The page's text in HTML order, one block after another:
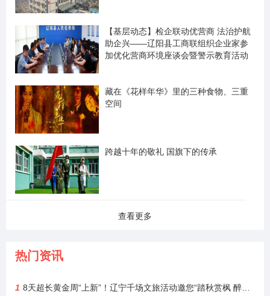
【基层动态】检企联动优营商 法治护航
助企兴——辽阳县工商联组织企业家参
加优化营商环境座谈会暨警示教育活动
藏在《花样年华》里的三种食物、三重
空间
跨越十年的敬礼 国旗下的传承
查看更多
热门资讯
1 8天超长黄金周“上新”！辽宁千场文旅活动邀您“踏秋赏枫 醉游山海”